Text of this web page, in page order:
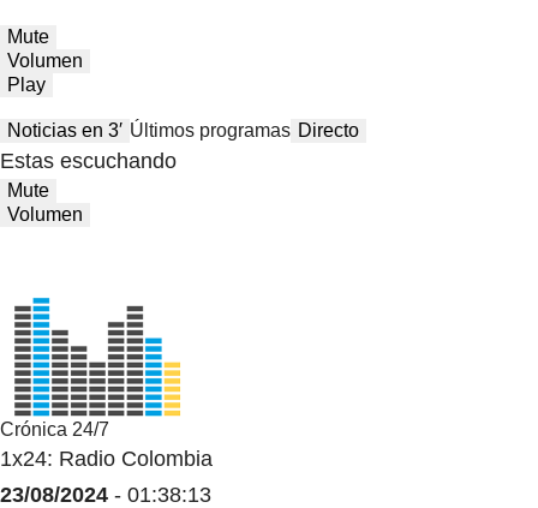
Mute
Volumen
Play
Noticias en 3′ Últimos programas Directo
Estas escuchando
Mute
Volumen
Crónica 24/7
1x24: Radio Colombia
23/08/2024 - 01:38:13